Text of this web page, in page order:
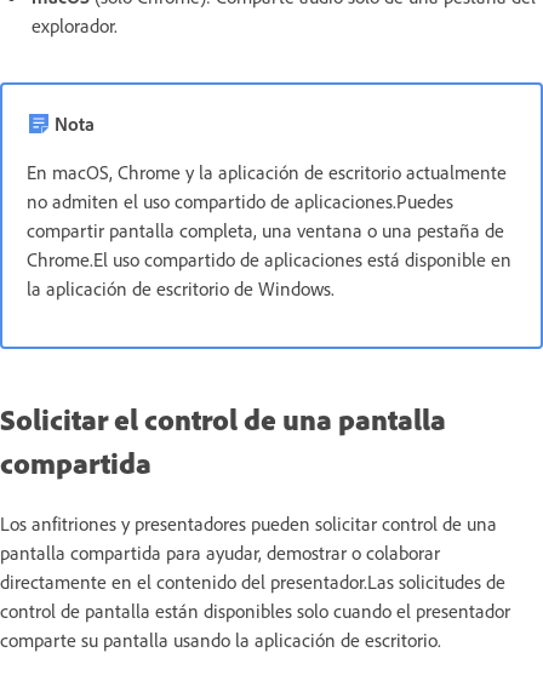
explorador.
Nota
En macOS, Chrome y la aplicación de escritorio actualmente
no admiten el uso compartido de aplicaciones.Puedes
compartir pantalla completa, una ventana o una pestaña de
Chrome.El uso compartido de aplicaciones está disponible en
la aplicación de escritorio de Windows.
Solicitar el control de una pantalla
compartida
Los anfitriones y presentadores pueden solicitar control de una
pantalla compartida para ayudar, demostrar o colaborar
directamente en el contenido del presentador.Las solicitudes de
control de pantalla están disponibles solo cuando el presentador
comparte su pantalla usando la aplicación de escritorio.